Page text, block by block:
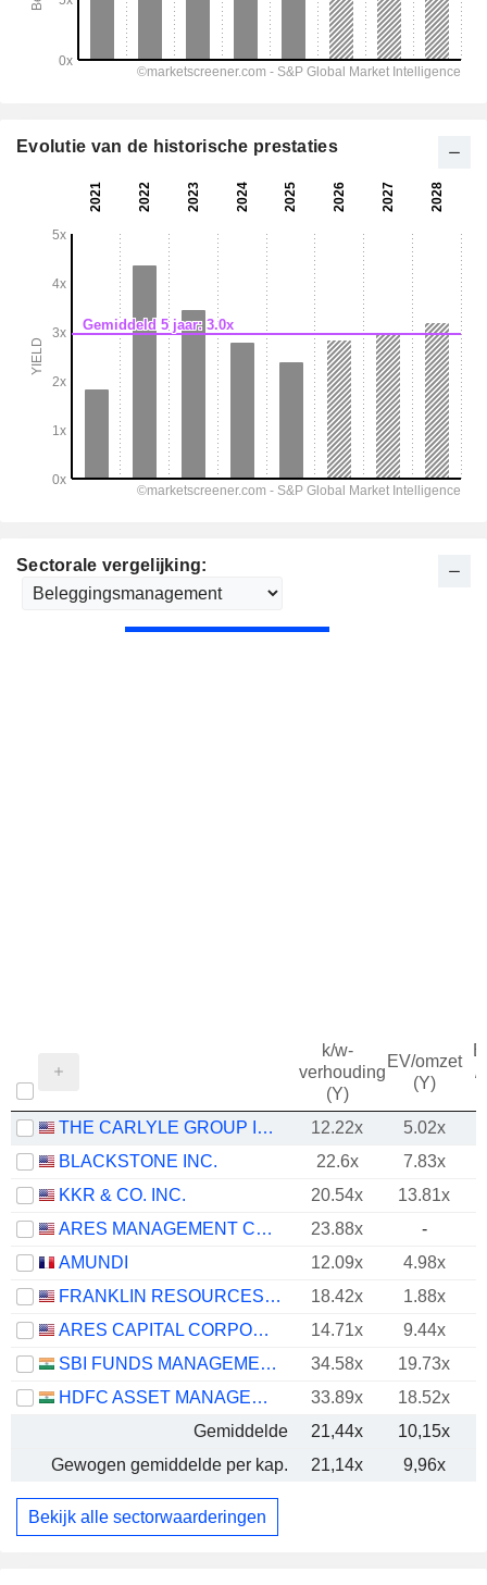
Sectorale vergelijking:
k/w-
verhouding
(Y)
EV/omzet
(Y)
/
THE CARLYLE GROUP INC. 12.22x 5.02x
BLACKSTONE INC.
22.6x 7.83x
KKR & CO. INC.
20.54x 13.81x
ARES MANAGEMENT CORPORATION
23.88x
-
AMUNDI
12.09x
4.98x
FRANKLIN RESOURCES, INC.
18.42x
1.88x
ARES CAPITAL CORPORATION
14.71x
9.44x
SBI FUNDS MANAGEMENT LIMITED
34.58x
19.73x
HDFC ASSET MANAGEMENT COMPANY LIMITED
33.89x 18.52x
Gemiddelde
21,44x 10,15x
Gewogen gemiddelde per kap.
21,14x 9,96x
Bekijk alle sectorwaarderingen
Evolutie van de historische prestaties